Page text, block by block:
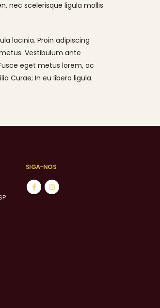
nec scelerisque ligula mollis
lacinia. Proin adipiscing
Vestibulum ante
eget metus lorem, ac
Curae; In eu libero ligula.
SIGA-NOS